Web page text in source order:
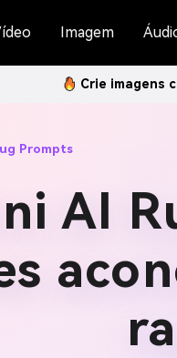
Imagem
Crie imagens
Prompts
AI